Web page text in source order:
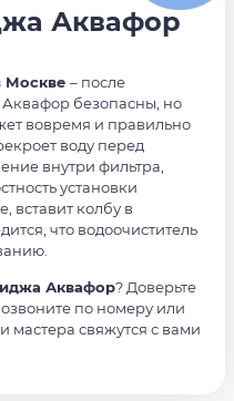
Аквафор
Москве – после
безопасны, но
вовремя и правильно
воду перед
внутри фильтра,
установки
вставит колбу в
что водоочиститель
Аквафор? Доверьте
по номеру или
мастера свяжутся с вами